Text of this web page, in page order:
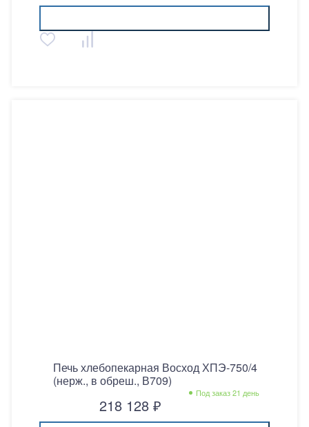
Печь хлебопекарная Восход ХПЭ-750/4
(нерж., в обреш., В709)
Под заказ 21 день
218 128 ₽